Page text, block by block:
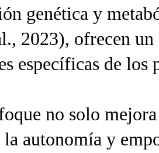
genética y
2023), ofrecen
específicas de los
no solo
autonomía y